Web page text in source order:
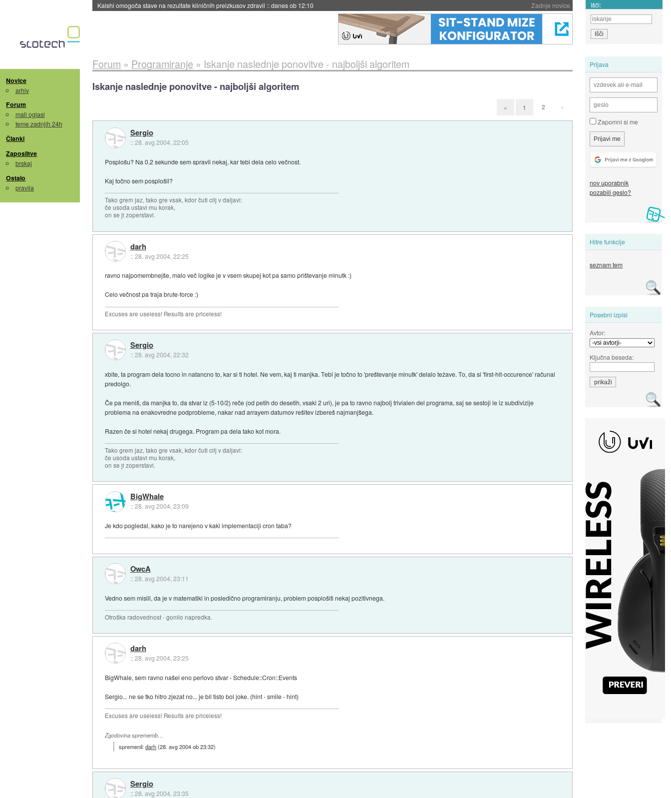
Zadnje novice
Kalshi omogoča stave na rezultate kliničnih preizkusov zdravil ::danes ob 12:10 Išči:
Novice
arhiv
Forum
mali oglasi
teme zadnjih 24h
Članki
Zaposlitve
brskaj
Ostalo
pravila
Prijava
Zapomni si me
nov uporabnik
pozabili geslo?
Hitre funkcije
seznam tem
Posebni izpisi
Avtor:
Ključna beseda:
Forum » Programiranje » Iskanje naslednje ponovitve - najboljši algoritem
Iskanje naslednje ponovitve - najboljši algoritem
« 1 2 »
Sergio
::28. avg 2004, 22:05
Posplošu? Na 0.2 sekunde sem spravil nekaj, kar tebi dela celo večnost.
Kaj točno sem posplošil?
Tako grem jaz, tako gre vsak, kdor čuti cilj v daljavi:
če usoda ustavi mu korak,
on se ji zoperstavi.
darh
::28. avg 2004, 22:25
ravno najpomembnejše, malo več logike je v vsem skupej kot pa samo prištevanje minutk :)
Celo večnost pa traja brute-force :)
Excuses are useless! Results are priceless!
Sergio
::28. avg 2004, 22:32
xbite, ta program dela tocno in natancno to, kar si ti hotel. Ne vem, kaj ti manjka. Tebi je točno to 'preštevanje minutk' delalo težave. To, da si 'first-hit-occurence' računal
predolgo.
Če pa meniš, da manjka to, da stvar iz (5-10/2) reče (od petih do desetih, vsaki 2 uri), je pa to ravno najbolj trivialen del programa, saj se sestoji le iz subdivizije
problema na enakovredne podprobleme, nakar nad arrayem datumov rešitev izbereš najmanjšega.
Razen če si hotel nekaj drugega. Program pa dela tako kot mora.
Tako grem jaz, tako gre vsak, kdor čuti cilj v daljavi:
če usoda ustavi mu korak,
on se ji zoperstavi.
BigWhale
::28. avg 2004, 23:09
Je kdo pogledal, kako je to narejeno v kaki implementaciji cron taba?
OwcA
::28. avg 2004, 23:11
Vedno sem mislil, da je v matematiki in posledično programiranju, problem posplošiti nekaj pozitivnega.
Otroška radovednost - gonilo napredka.
darh
::28. avg 2004, 23:25
BigWhale, sem ravno našel eno perlovo stvar - Schedule::Cron::Events
Sergio... ne se tko hitro zjezat no... je bil tisto bol joke. (hint - smile - hint)
Excuses are useless! Results are priceless!
Zgodovina sprememb…
spremenil:darh(28. avg 2004 ob 23:32)
Sergio
::28. avg 2004, 23:35